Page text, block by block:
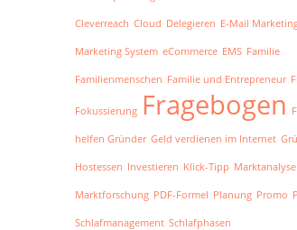
Cleverreach Cloud Delegieren E-Mail
Marketing System eCommerce EMS Familie
Familienmenschen Familie und Entrepreneur
Fokussierung Fragebogen
helfen Gründer Geld verdienen im Internet
Hostessen Investieren Klick-Tipp Marktanalyse
Marktforschung PDF-Formel Planung Promo
Schlafmanagement Schlafphasen